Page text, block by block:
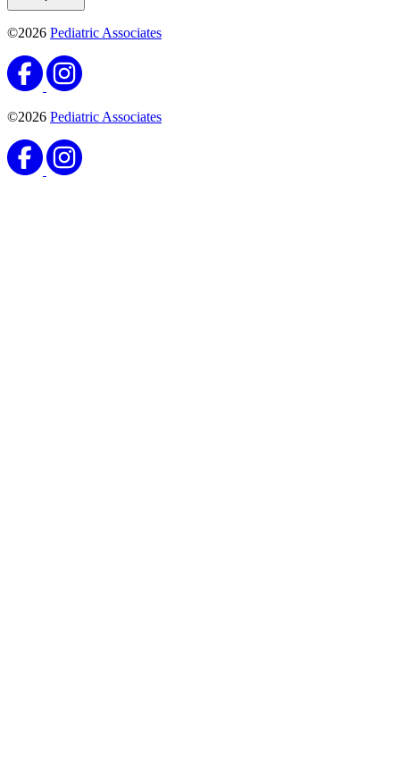
©2026 Pediatric Associates
©2026 Pediatric Associates